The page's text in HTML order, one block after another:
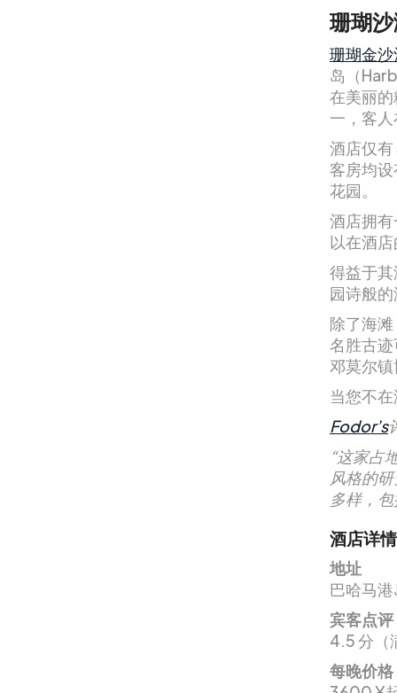
珊瑚
珊瑚金
岛（
在美丽
一，客
酒店仅
客房均
花园。
酒店拥
以在酒
得益于
园诗般
除了海
名胜古
邓莫尔
当您不
Fodor’s
“这家占
风格的
多样，
酒店详情
地址
巴哈马
宾客点
4.5 分（
每晚价格